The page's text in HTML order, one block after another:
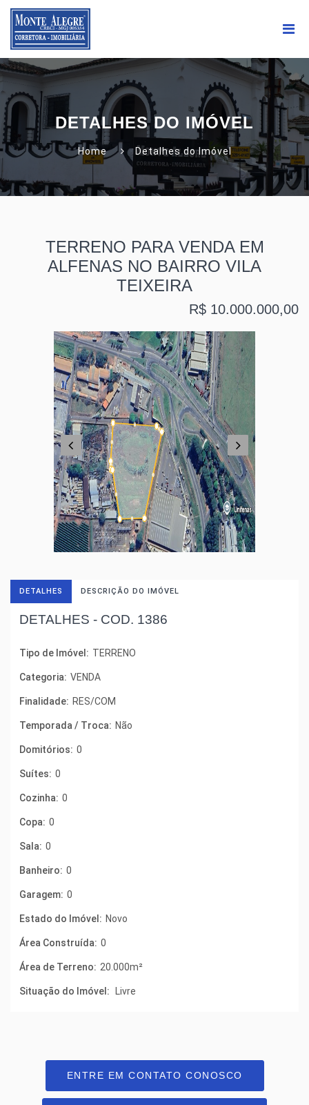
DETALHES DO IMÓVEL
Home Detalhes do Imóvel
TERRENO PARA VENDA EM
ALFENAS NO BAIRRO VILA
TEIXEIRA
R$ 10.000.000,00
DETALHES DESCRIÇÃO DO IMÓVEL
DETALHES - COD. 1386
Tipo de Imóvel: TERRENO
Categoria: VENDA
Finalidade: RES/COM
Temporada / Troca: Não
Domitórios: 0
Suítes: 0
Cozinha: 0
Copa: 0
Sala: 0
Banheiro: 0
Garagem: 0
Estado do Imóvel: Novo
Área Construída: 0
Área de Terreno: 20.000m²
Situação do Imóvel: Livre
ENTRE EM CONTATO CONOSCO